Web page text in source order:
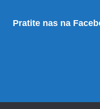
Pratite nas na